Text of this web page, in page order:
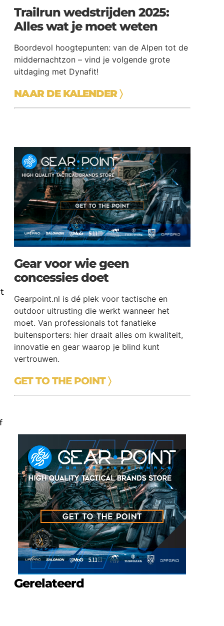
Trailrun wedstrijden 2025:
Alles wat je moet weten
Boordevol hoogtepunten: van de Alpen tot de
middernachtzon – vind je volgende grote
uitdaging met Dynafit!
NAAR DE KALENDER〉
Gear voor wie geen
concessies doet
Gearpoint.nl is dé plek voor tactische en
outdoor uitrusting die werkt wanneer het
moet. Van professionals tot fanatieke
buitensporters: hier draait alles om kwaliteit,
innovatie en gear waarop je blind kunt
vertrouwen.
GET TO THE POINT 〉
Gerelateerd